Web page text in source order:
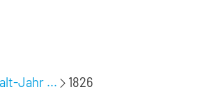
Jahr ... 1826